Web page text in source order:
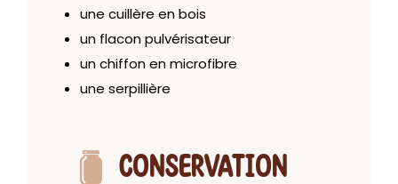
une cuillère en bois
un flacon pulvérisateur
un chiffon en microfibre
une serpillière
CONSERVATION